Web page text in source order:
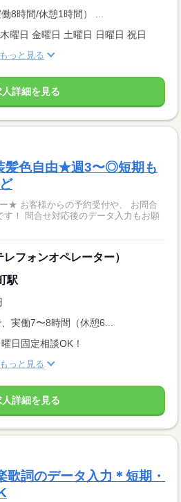
8時間/休憩1時間） ...
曜日 金曜日 土曜日 日曜日 祝日
もっと見る
人詳細を見る
髪色自由★週3〜◎短期も
お問合
！ 問合せ対応後のデータ入力もお願
フォンオペレーター）
駅
実働7〜8時間（休憩6...
日固定相談OK！
もっと見る
人詳細を見る
詞のデータ入力＊短期・